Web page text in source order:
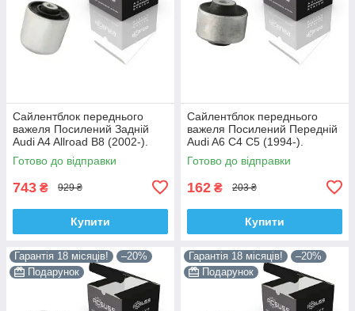
Сайлентблок переднього
важеля Посилений Задній
Audi A4 Allroad B8 (2002-).
Нижній. Корея ACSUSS!
4H0407183 , TD1247W ,
Готово до відправки
743 ₴ 929 ₴
Купити
Сайлентблок переднього
важеля Посилений Передній
Audi A6 C4 C5 (1994-).
Верхній. Корея ACSUSS!
35379 , JBU138 , TD1062W
Готово до відправки
162 ₴ 203 ₴
Купити
Гарантія 18 місяців!
–20%
Подарунок
Гарантія 18 місяців!
–20%
Подарунок